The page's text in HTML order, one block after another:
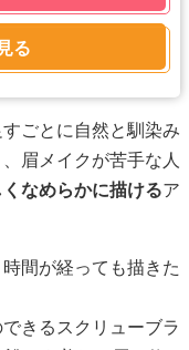
る
ごとに自然と馴染み
眉メイクが苦手な人
なめらかに描けるア
間が経っても描きた
きるスクリューブラ